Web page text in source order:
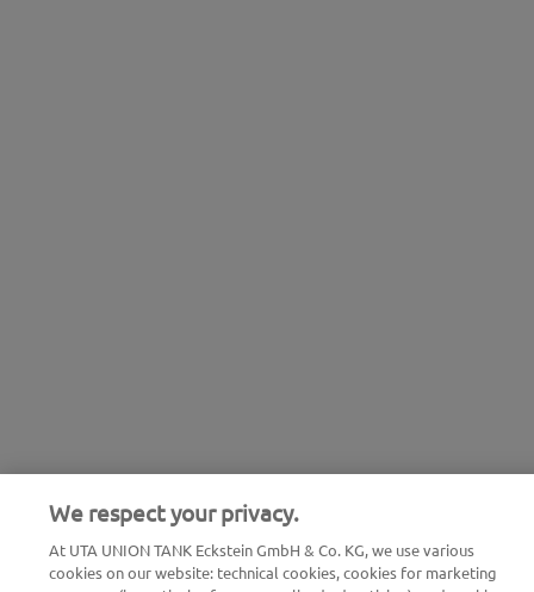
We respect your privacy.
At UTA UNION TANK Eckstein GmbH & Co. KG, we use various
cookies on our website: technical cookies, cookies for marketing